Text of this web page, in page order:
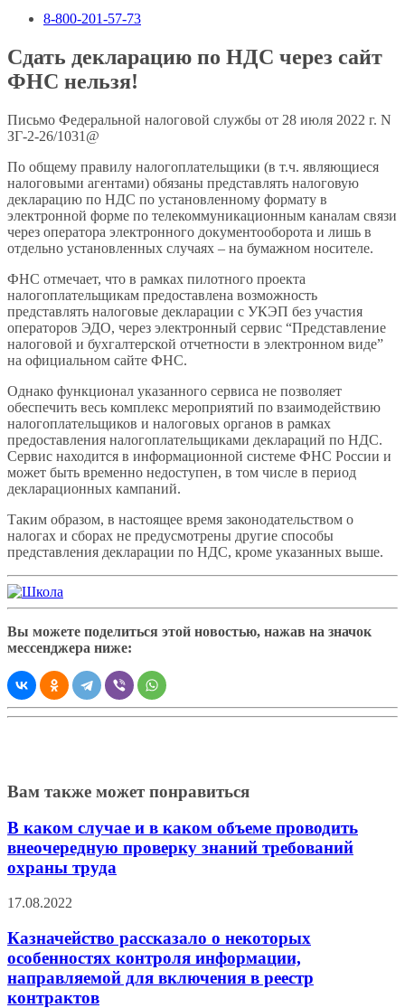
8-800-201-57-73
Сдать декларацию по НДС через сайт
ФНС нельзя!
Письмо Федеральной налоговой службы от 28 июля 2022 г. N
ЗГ-2-26/1031@
По общему правилу налогоплательщики (в т.ч. являющиеся
налоговыми агентами) обязаны представлять налоговую
декларацию по НДС по установленному формату в
электронной форме по телекоммуникационным каналам связи
через оператора электронного документооборота и лишь в
отдельно установленных случаях – на бумажном носителе.
ФНС отмечает, что в рамках пилотного проекта
налогоплательщикам предоставлена возможность
представлять налоговые декларации с УКЭП без участия
операторов ЭДО, через электронный сервис “Представление
налоговой и бухгалтерской отчетности в электронном виде”
на официальном сайте ФНС.
Однако функционал указанного сервиса не позволяет
обеспечить весь комплекс мероприятий по взаимодействию
налогоплательщиков и налоговых органов в рамках
предоставления налогоплательщиками деклараций по НДС.
Сервис находится в информационной системе ФНС России и
может быть временно недоступен, в том числе в период
декларационных кампаний.
Таким образом, в настоящее время законодательством о
налогах и сборах не предусмотрены другие способы
представления декларации по НДС, кроме указанных выше.
Вы можете поделиться этой новостью, нажав на значок
мессенджера ниже:
Вам также может понравиться
В каком случае и в каком объеме проводить
внеочередную проверку знаний требований
охраны труда
17.08.2022
Казначейство рассказало о некоторых
особенностях контроля информации,
направляемой для включения в реестр
контрактов